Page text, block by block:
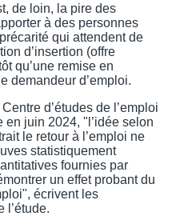
de loin, la pire des
à des personnes
qui attendent de
d’insertion (offre
qu’une remise en
demandeur d’emploi.
d’études de l’emploi
en juin 2024, "l’idée selon
le retour à l’emploi ne
statistiquement
fournies par
un effet probant du
écrivent les
l’étude.